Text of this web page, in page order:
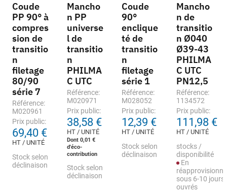
Coude
PP 90° à
compres
sion de
transitio
n
filetage
80/90
série 7
Référence:
M020961
Prix public:
69,40 €
HT / UNITÉ
Stock selon
déclinaison
Mancho
n PP
universe
l de
transitio
n
PHILMA
C UTC
Référence:
M020971
Prix public:
38,58 €
HT / UNITÉ
Dont 0,01 €
d'éco-
contribution
Stock selon
déclinaison
Coude
90°
enclique
té de
transitio
n
filetage
série 1
Référence:
M028052
Prix public:
12,39 €
HT / UNITÉ
Stock selon
déclinaison
Mancho
n de
transitio
n Ø040
Ø39-43
PHILMA
C UTC
PN12,5
Référence:
1134572
Prix public:
111,98 €
HT / UNITÉ
stocks /
disponibilité
En
sous 6-10 jours
ouvrés